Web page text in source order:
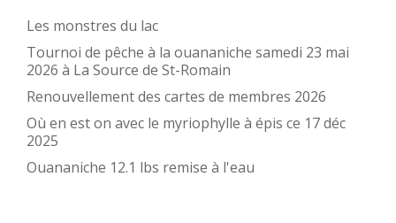
Les monstres du lac
Tournoi de pêche à la ouananiche samedi 23 mai
2026 à La Source de St-Romain
Renouvellement des cartes de membres 2026
Où en est on avec le myriophylle à épis ce 17 déc
2025
Ouananiche 12.1 lbs remise à l'eau